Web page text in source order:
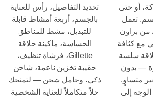
أو حتى
تعمل
تقنية AutoSense من براون
مع كثافة
سلسة
— بدون
متساوٍ.
إلى
تحديد التفاصيل، رأس للعناية
بالجسم، أربعة أمشاط قابلة
للتبديل، مشط للمناطق
الحساسة، ماكينة حلاقة
Gillette، فرشاة تنظيف،
حقيبة تخزين ناعمة، شاحن
ذكي، وحامل شحن — لتمنحك
حلاً متكاملاً للعناية الشخصية